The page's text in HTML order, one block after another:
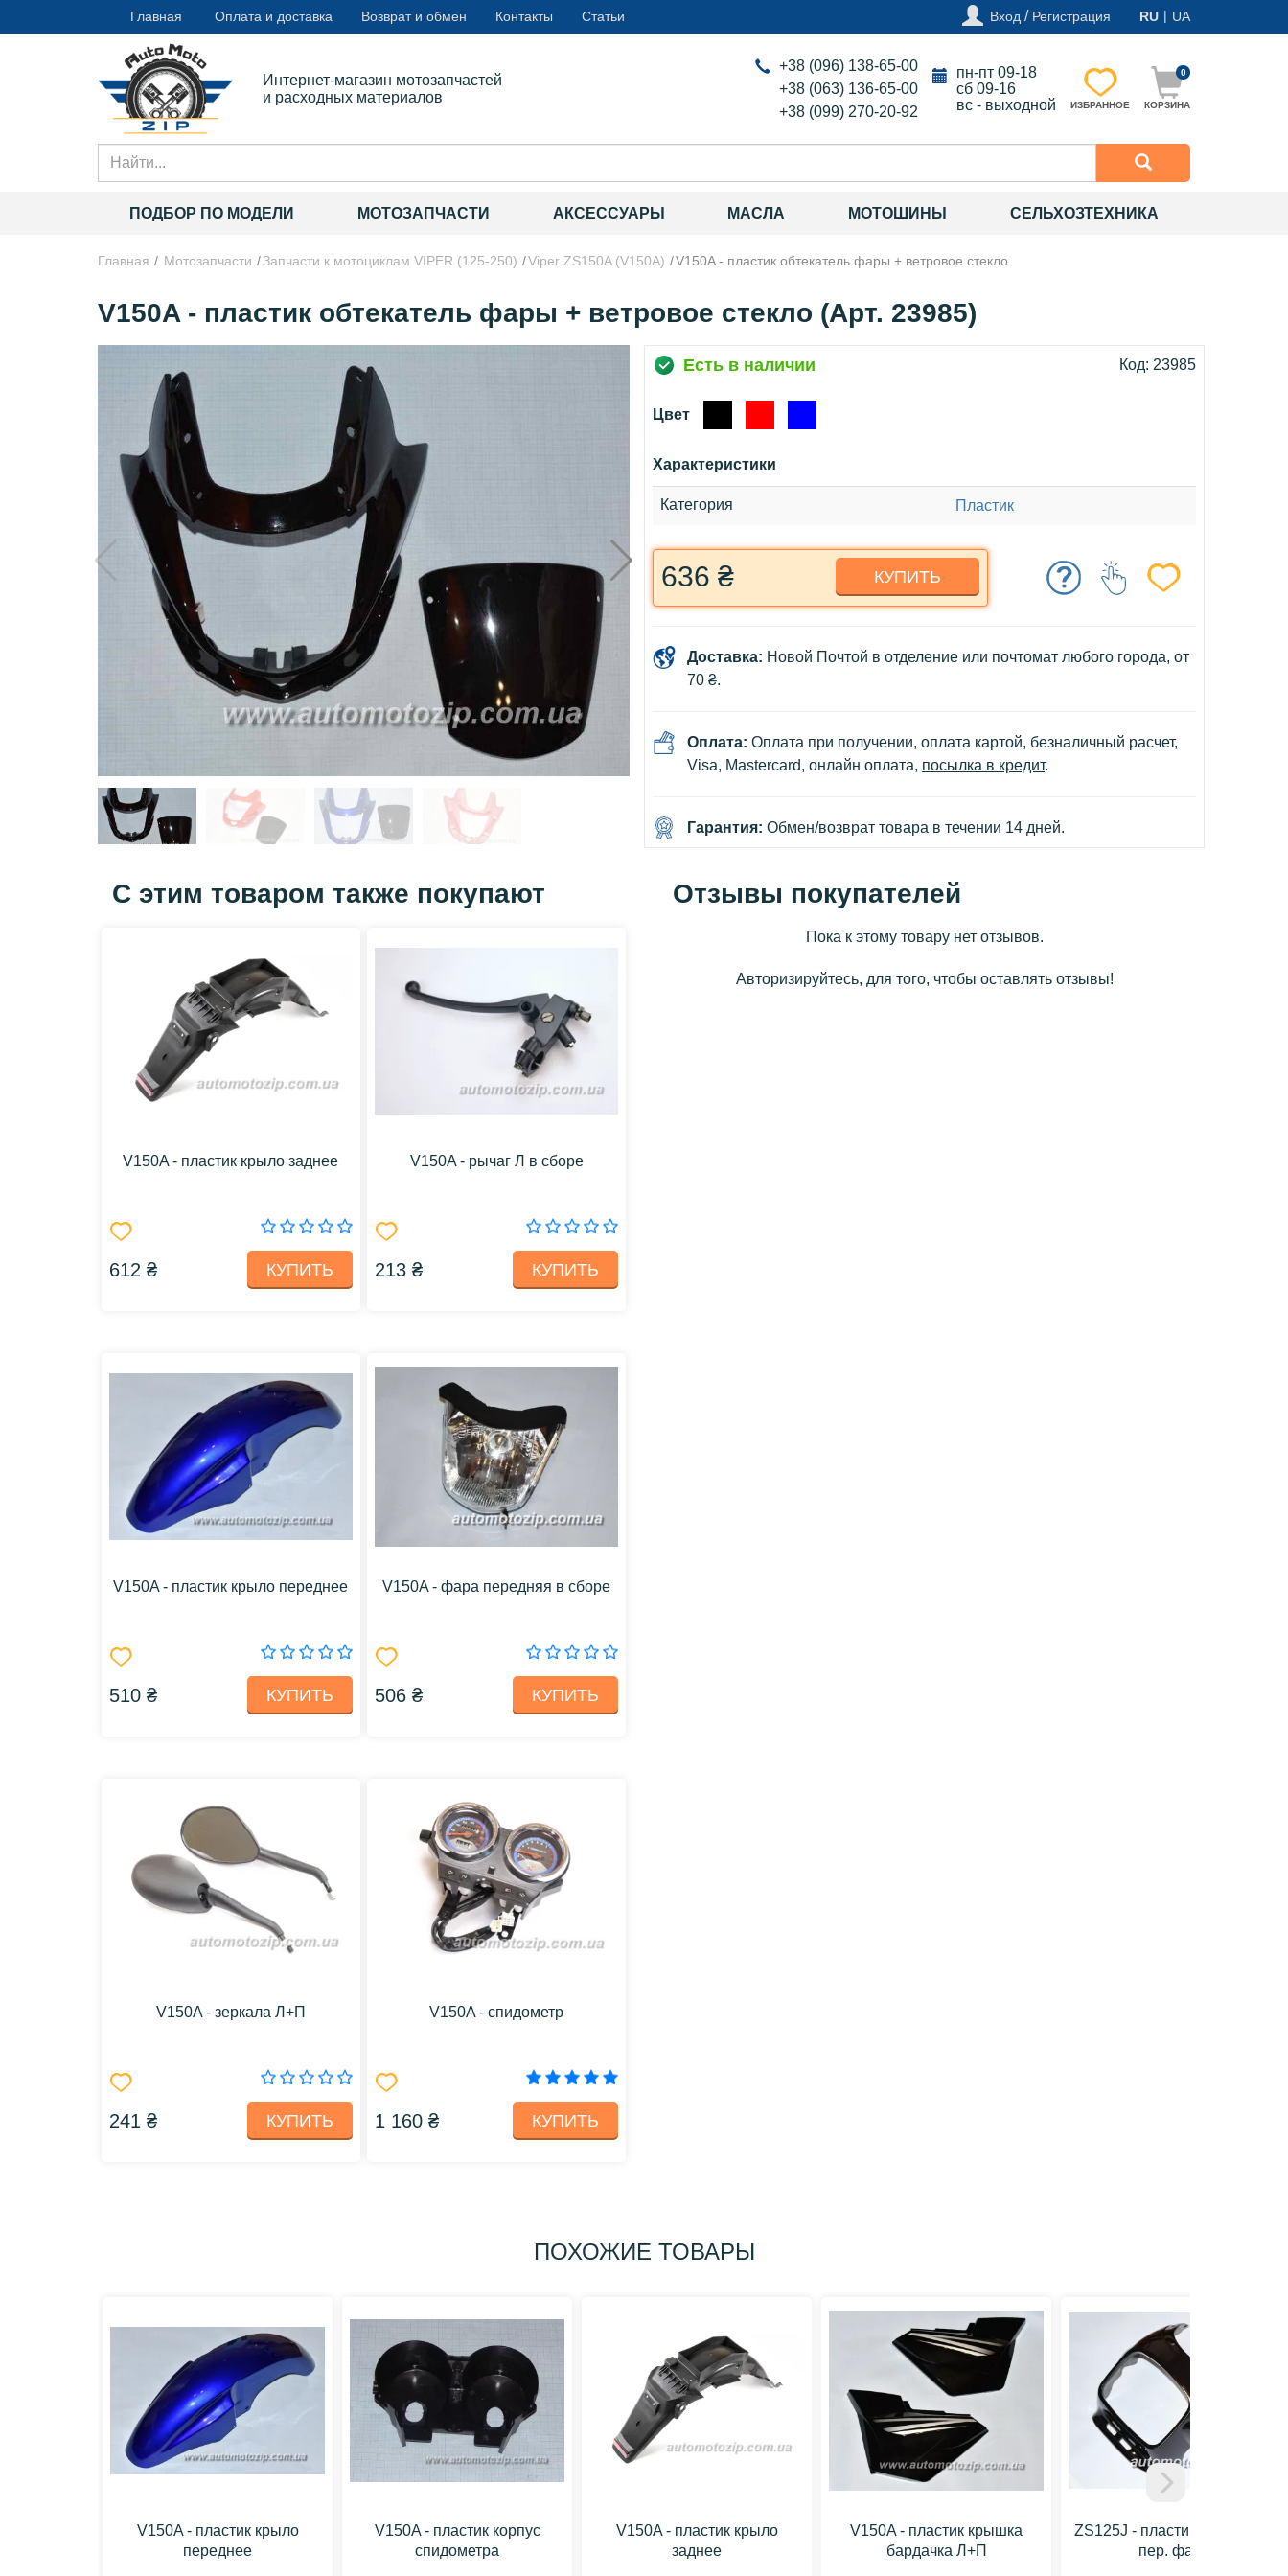
Главная Оплата и доставка Возврат и обмен Контакты Статьи Вход / Регистрация RU | UA
Интернет-магазин мотозапчастей
и расходных материалов
+38 (096) 138-65-00
+38 (063) 136-65-00
+38 (099) 270-20-92
пн-пт 09-18
сб 09-16
вс - выходной
ИЗБРАННОЕ
0
КОРЗИНА
ПОДБОР ПО МОДЕЛИ МОТОЗАПЧАСТИ АКСЕССУАРЫ МАСЛА МОТОШИНЫ СЕЛЬХОЗТЕХНИКА
Главная Мотозапчасти Запчасти к мотоциклам VIPER (125-250) Viper ZS150A (V150A) V150A - пластик обтекатель фары + ветровое стекло
V150A - пластик обтекатель фары + ветровое стекло (Арт. 23985)
Есть в наличии Код: 23985
Цвет
Характеристики
Категория Пластик
636 ₴ КУПИТЬ
Доставка: Новой Почтой в отделение или почтомат любого города, от
70 ₴.
Оплата: Оплата при получении, оплата картой, безналичный расчет,
Visa, Mastercard, онлайн оплата, посылка в кредит.
Гарантия: Обмен/возврат товара в течении 14 дней.
С этим товаром также покупают
V150A - пластик крыло заднее
612 ₴ КУПИТЬ
V150A - рычаг Л в сборе
213 ₴ КУПИТЬ
V150A - пластик крыло переднее
510 ₴ КУПИТЬ
V150A - фара передняя в сборе
506 ₴ КУПИТЬ
V150A - зеркала Л+П
241 ₴ КУПИТЬ
V150A - спидометр
1 160 ₴ КУПИТЬ
Отзывы покупателей
Пока к этому товару нет отзывов.
Авторизируйтесь, для того, чтобы оставлять отзывы!
ПОХОЖИЕ ТОВАРЫ
V150A - пластик крыло
переднее
V150A - пластик корпус
спидометра
V150A - пластик крыло
заднее
V150A - пластик крышка
бардачка Л+П
ZS125J - пластик обтекатель
пер. фары